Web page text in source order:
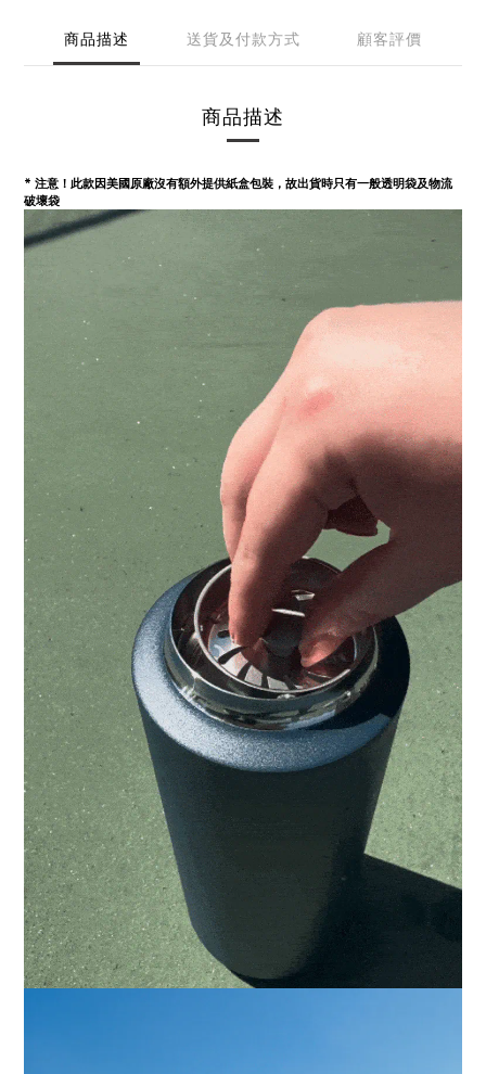
商品描述 送貨及付款方式 顧客評價
商品描述
* 注意！此款因美國原廠沒有額外提供紙盒包裝，故出貨時只有一般透明袋及物流
破壞袋